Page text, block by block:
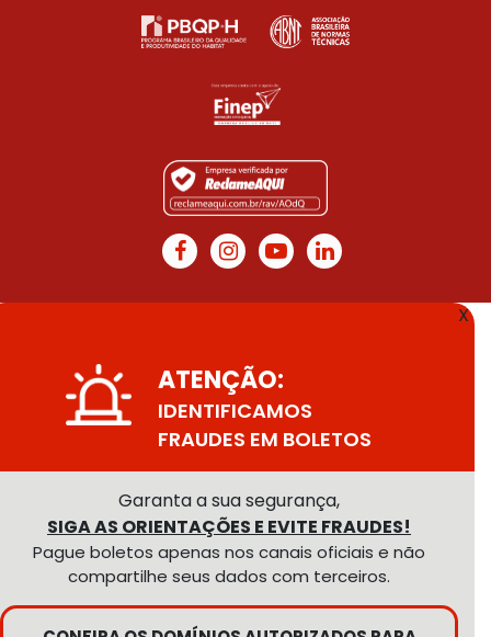
X
ATENÇÃO:
IDENTIFICAMOS
FRAUDES EM BOLETOS
Garanta a sua segurança,
SIGA AS ORIENTAÇÕES E EVITE FRAUDES!
Pague boletos apenas nos canais oficiais e não
compartilhe seus dados com terceiros.